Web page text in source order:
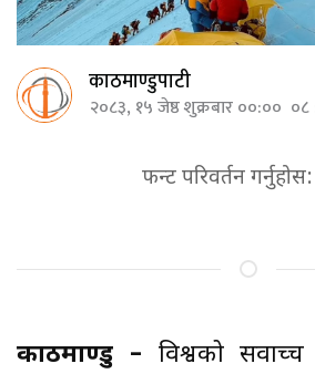
काठमाण्डुपाटी
२०८३, १५ जेष्ठ शुक्रबार ००:००
फन्ट परिवर्तन गर्नुहोस:
काठमाण्डु – विश्वको